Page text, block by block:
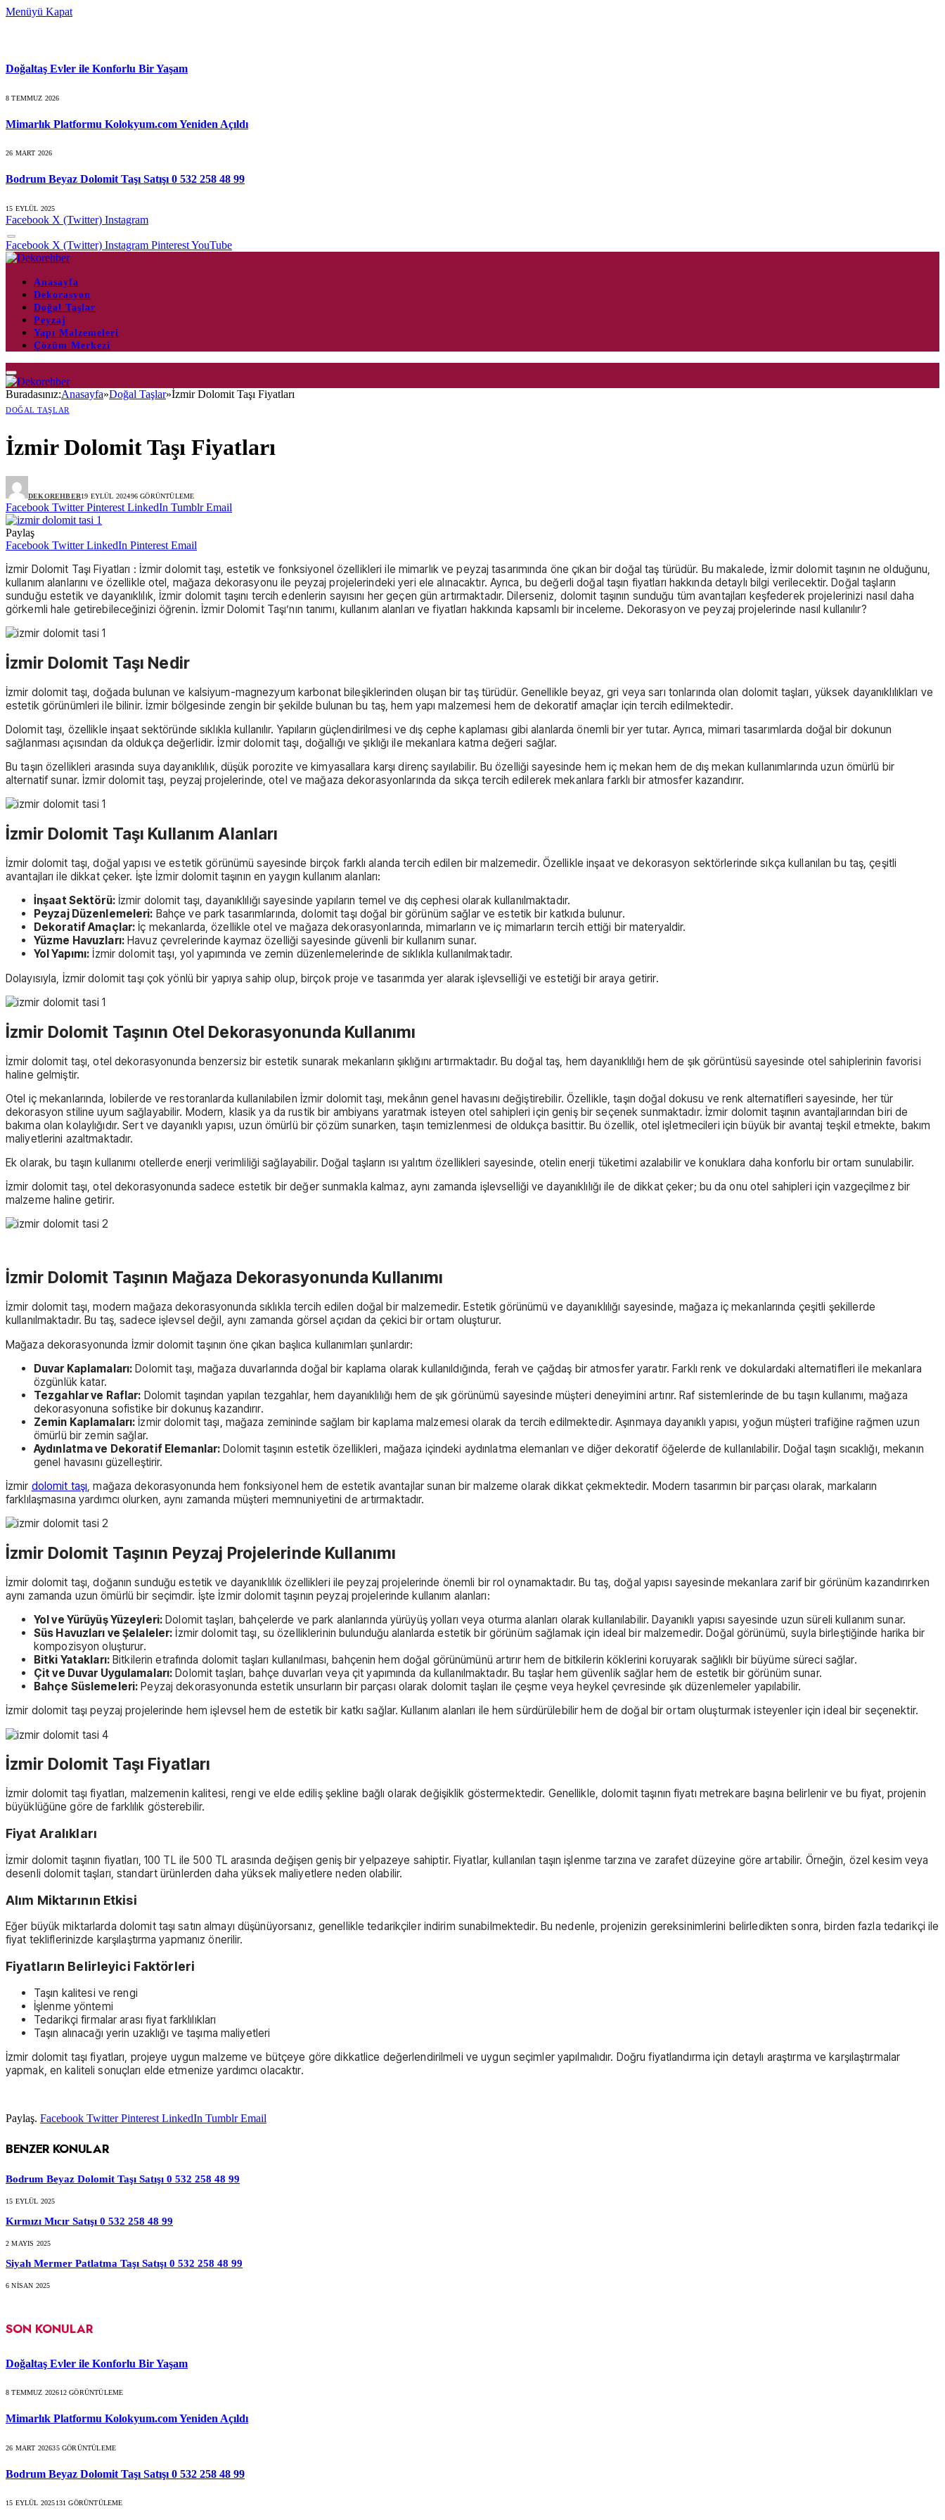
Menüyü Kapat
Doğaltaş Evler ile Konforlu Bir Yaşam
8 TEMMUZ 2026
Mimarlık Platformu Kolokyum.com Yeniden Açıldı
26 MART 2026
Bodrum Beyaz Dolomit Taşı Satışı 0 532 258 48 99
15 EYLÜL 2025
Facebook X (Twitter) Instagram
Facebook X (Twitter) Instagram PinterestYouTube
Anasayfa
Dekorasyon
Doğal Taşlar
Peyzaj
Yapı Malzemeleri
Çözüm Merkezi
Buradasınız:Anasayfa»Doğal Taşlar»İzmir Dolomit Taşı Fiyatları
DOĞAL TAŞLAR
İzmir Dolomit Taşı Fiyatları
DEKOREHBER19 EYLÜL 202496GÖRÜNTÜLEME
Facebook Twitter Pinterest LinkedIn Tumblr Email
Paylaş
Facebook Twitter LinkedIn Pinterest Email
İzmir Dolomit Taşı Fiyatları : İzmir dolomit taşı, estetik ve fonksiyonel özellikleri ile mimarlık ve peyzaj tasarımında öne çıkan bir doğal taş türüdür. Bu makalede, İzmir dolomit taşının ne olduğunu,
kullanım alanlarını ve özellikle otel, mağaza dekorasyonu ile peyzaj projelerindeki yeri ele alınacaktır. Ayrıca, bu değerli doğal taşın fiyatları hakkında detaylı bilgi verilecektir. Doğal taşların
sunduğu estetik ve dayanıklılık, İzmir dolomit taşını tercih edenlerin sayısını her geçen gün artırmaktadır. Dilerseniz, dolomit taşının sunduğu tüm avantajları keşfederek projelerinizi nasıl daha
görkemli hale getirebileceğinizi öğrenin. İzmir Dolomit Taşı’nın tanımı, kullanım alanları ve fiyatları hakkında kapsamlı bir inceleme. Dekorasyon ve peyzaj projelerinde nasıl kullanılır?
İzmir Dolomit Taşı Nedir
İzmir dolomit taşı, doğada bulunan ve kalsiyum-magnezyum karbonat bileşiklerinden oluşan bir taş türüdür. Genellikle beyaz, gri veya sarı tonlarında olan dolomit taşları, yüksek dayanıklılıkları ve
estetik görünümleri ile bilinir. İzmir bölgesinde zengin bir şekilde bulunan bu taş, hem yapı malzemesi hem de dekoratif amaçlar için tercih edilmektedir.
Dolomit taşı, özellikle inşaat sektöründe sıklıkla kullanılır. Yapıların güçlendirilmesi ve dış cephe kaplaması gibi alanlarda önemli bir yer tutar. Ayrıca, mimari tasarımlarda doğal bir dokunun
sağlanması açısından da oldukça değerlidir. İzmir dolomit taşı, doğallığı ve şıklığı ile mekanlara katma değeri sağlar.
Bu taşın özellikleri arasında suya dayanıklılık, düşük porozite ve kimyasallara karşı direnç sayılabilir. Bu özelliği sayesinde hem iç mekan hem de dış mekan kullanımlarında uzun ömürlü bir
alternatif sunar. İzmir dolomit taşı, peyzaj projelerinde, otel ve mağaza dekorasyonlarında da sıkça tercih edilerek mekanlara farklı bir atmosfer kazandırır.
İzmir Dolomit Taşı Kullanım Alanları
İzmir dolomit taşı, doğal yapısı ve estetik görünümü sayesinde birçok farklı alanda tercih edilen bir malzemedir. Özellikle inşaat ve dekorasyon sektörlerinde sıkça kullanılan bu taş, çeşitli
avantajları ile dikkat çeker. İşte İzmir dolomit taşının en yaygın kullanım alanları:
İnşaat Sektörü:İzmir dolomit taşı, dayanıklılığı sayesinde yapıların temel ve dış cephesi olarak kullanılmaktadır.
Peyzaj Düzenlemeleri: Bahçe ve park tasarımlarında, dolomit taşı doğal bir görünüm sağlar ve estetik bir katkıda bulunur.
Dekoratif Amaçlar: İç mekanlarda, özellikle otel ve mağaza dekorasyonlarında, mimarların ve iç mimarların tercih ettiği bir materyaldir.
Yüzme Havuzları:Havuz çevrelerinde kaymaz özelliği sayesinde güvenli bir kullanım sunar.
Yol Yapımı: İzmir dolomit taşı, yol yapımında ve zemin düzenlemelerinde de sıklıkla kullanılmaktadır.
Dolayısıyla, İzmir dolomit taşı çok yönlü bir yapıya sahip olup, birçok proje ve tasarımda yer alarak işlevselliği ve estetiği bir araya getirir.
İzmir Dolomit Taşının Otel Dekorasyonunda Kullanımı
İzmir dolomit taşı, otel dekorasyonunda benzersiz bir estetik sunarak mekanların şıklığını artırmaktadır. Bu doğal taş, hem dayanıklılığı hem de şık görüntüsü sayesinde otel sahiplerinin favorisi
haline gelmiştir.
Otel iç mekanlarında, lobilerde ve restoranlarda kullanılabilen İzmir dolomit taşı, mekânın genel havasını değiştirebilir. Özellikle, taşın doğal dokusu ve renk alternatifleri sayesinde, her tür
dekorasyon stiline uyum sağlayabilir. Modern, klasik ya da rustik bir ambiyans yaratmak isteyen otel sahipleri için geniş bir seçenek sunmaktadır. İzmir dolomit taşının avantajlarından biri de
bakıma olan kolaylığıdır. Sert ve dayanıklı yapısı, uzun ömürlü bir çözüm sunarken, taşın temizlenmesi de oldukça basittir. Bu özellik, otel işletmecileri için büyük bir avantaj teşkil etmekte, bakım
maliyetlerini azaltmaktadır.
Ek olarak, bu taşın kullanımı otellerde enerji verimliliği sağlayabilir. Doğal taşların ısı yalıtım özellikleri sayesinde, otelin enerji tüketimi azalabilir ve konuklara daha konforlu bir ortam sunulabilir.
İzmir dolomit taşı, otel dekorasyonunda sadece estetik bir değer sunmakla kalmaz, aynı zamanda işlevselliği ve dayanıklılığı ile de dikkat çeker; bu da onu otel sahipleri için vazgeçilmez bir
malzeme haline getirir.
İzmir Dolomit Taşının Mağaza Dekorasyonunda Kullanımı
İzmir dolomit taşı, modern mağaza dekorasyonunda sıklıkla tercih edilen doğal bir malzemedir. Estetik görünümü ve dayanıklılığı sayesinde, mağaza iç mekanlarında çeşitli şekillerde
kullanılmaktadır. Bu taş, sadece işlevsel değil, aynı zamanda görsel açıdan da çekici bir ortam oluşturur.
Mağaza dekorasyonunda İzmir dolomit taşının öne çıkan başlıca kullanımları şunlardır:
Duvar Kaplamaları: Dolomit taşı, mağaza duvarlarında doğal bir kaplama olarak kullanıldığında, ferah ve çağdaş bir atmosfer yaratır. Farklı renk ve dokulardaki alternatifleri ile mekanlara
özgünlük katar.
Tezgahlar ve Raflar: Dolomit taşından yapılan tezgahlar, hem dayanıklılığı hem de şık görünümü sayesinde müşteri deneyimini artırır. Raf sistemlerinde de bu taşın kullanımı, mağaza
dekorasyonuna sofistike bir dokunuş kazandırır.
Zemin Kaplamaları: İzmir dolomit taşı, mağaza zemininde sağlam bir kaplama malzemesi olarak da tercih edilmektedir. Aşınmaya dayanıklı yapısı, yoğun müşteri trafiğine rağmen uzun
ömürlü bir zemin sağlar.
Aydınlatma ve Dekoratif Elemanlar: Dolomit taşının estetik özellikleri, mağaza içindeki aydınlatma elemanları ve diğer dekoratif öğelerde de kullanılabilir. Doğal taşın sıcaklığı, mekanın
genel havasını güzelleştirir.
İzmir dolomit taşı, mağaza dekorasyonunda hem fonksiyonel hem de estetik avantajlar sunan bir malzeme olarak dikkat çekmektedir. Modern tasarımın bir parçası olarak, markaların
farklılaşmasına yardımcı olurken, aynı zamanda müşteri memnuniyetini de artırmaktadır.
İzmir Dolomit Taşının Peyzaj Projelerinde Kullanımı
İzmir dolomit taşı, doğanın sunduğu estetik ve dayanıklılık özellikleri ile peyzaj projelerinde önemli bir rol oynamaktadır. Bu taş, doğal yapısı sayesinde mekanlara zarif bir görünüm kazandırırken
aynı zamanda uzun ömürlü bir seçimdir. İşte İzmir dolomit taşının peyzaj projelerinde kullanım alanları:
Yol ve Yürüyüş Yüzeyleri: Dolomit taşları, bahçelerde ve park alanlarında yürüyüş yolları veya oturma alanları olarak kullanılabilir. Dayanıklı yapısı sayesinde uzun süreli kullanım sunar.
Süs Havuzları ve Şelaleler: İzmir dolomit taşı, su özelliklerinin bulunduğu alanlarda estetik bir görünüm sağlamak için ideal bir malzemedir. Doğal görünümü, suyla birleştiğinde harika bir
kompozisyon oluşturur.
Bitki Yatakları:Bitkilerin etrafında dolomit taşları kullanılması, bahçenin hem doğal görünümünü artırır hem de bitkilerin köklerini koruyarak sağlıklı bir büyüme süreci sağlar.
Çit ve Duvar Uygulamaları: Dolomit taşları, bahçe duvarları veya çit yapımında da kullanılmaktadır. Bu taşlar hem güvenlik sağlar hem de estetik bir görünüm sunar.
Bahçe Süslemeleri: Peyzaj dekorasyonunda estetik unsurların bir parçası olarak dolomit taşları ile çeşme veya heykel çevresinde şık düzenlemeler yapılabilir.
İzmir dolomit taşı peyzaj projelerinde hem işlevsel hem de estetik bir katkı sağlar. Kullanım alanları ile hem sürdürülebilir hem de doğal bir ortam oluşturmak isteyenler için ideal bir seçenektir.
İzmir Dolomit Taşı Fiyatları
İzmir dolomit taşı fiyatları, malzemenin kalitesi, rengi ve elde ediliş şekline bağlı olarak değişiklik göstermektedir. Genellikle, dolomit taşının fiyatı metrekare başına belirlenir ve bu fiyat, projenin
büyüklüğüne göre de farklılık gösterebilir.
Fiyat Aralıkları
İzmir dolomit taşının fiyatları, 100 TL ile 500 TL arasında değişen geniş bir yelpazeye sahiptir. Fiyatlar, kullanılan taşın işlenme tarzına ve zarafet düzeyine göre artabilir. Örneğin, özel kesim veya
desenli dolomit taşları, standart ürünlerden daha yüksek maliyetlere neden olabilir.
Alım Miktarının Etkisi
Eğer büyük miktarlarda dolomit taşı satın almayı düşünüyorsanız, genellikle tedarikçiler indirim sunabilmektedir. Bu nedenle, projenizin gereksinimlerini belirledikten sonra, birden fazla tedarikçi ile
fiyat tekliflerinizde karşılaştırma yapmanız önerilir.
Fiyatların Belirleyici Faktörleri
Taşın kalitesi ve rengi
İşlenme yöntemi
Tedarikçi firmalar arası fiyat farklılıkları
Taşın alınacağı yerin uzaklığı ve taşıma maliyetleri
İzmir dolomit taşı fiyatları, projeye uygun malzeme ve bütçeye göre dikkatlice değerlendirilmeli ve uygun seçimler yapılmalıdır. Doğru fiyatlandırma için detaylı araştırma ve karşılaştırmalar
yapmak, en kaliteli sonuçları elde etmenize yardımcı olacaktır.
Paylaş. Facebook Twitter Pinterest LinkedIn Tumblr Email
BENZER KONULAR
Bodrum Beyaz Dolomit Taşı Satışı 0 532 258 48 99
15 EYLÜL 2025
Kırmızı Mıcır Satışı 0 532 258 48 99
2 MAYIS 2025
Siyah Mermer Patlatma Taşı Satışı 0 532 258 48 99
6 NISAN 2025
SON KONULAR
Doğaltaş Evler ile Konforlu Bir Yaşam
8 TEMMUZ 202612GÖRÜNTÜLEME
Mimarlık Platformu Kolokyum.com Yeniden Açıldı
26 MART 202635GÖRÜNTÜLEME
Bodrum Beyaz Dolomit Taşı Satışı 0 532 258 48 99
15 EYLÜL 2025131GÖRÜNTÜLEME